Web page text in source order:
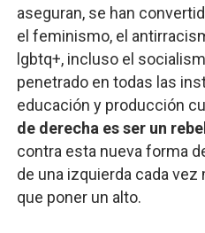
aseguran, se han
el feminismo, el
lgbtq+, incluso el
penetrado en todas las
educación y producción
de derecha es ser un
contra esta nueva forma
de una izquierda cada vez
que poner un alto.